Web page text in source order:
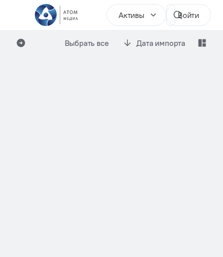
Активы Войти
Выбрать все Дата импорта